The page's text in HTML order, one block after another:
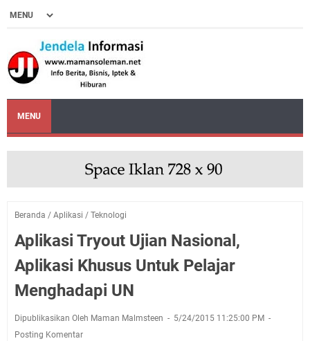
MENU
Beranda / Aplikasi / Teknologi
Aplikasi Tryout Ujian Nasional,
Aplikasi Khusus Untuk Pelajar
Menghadapi UN
Dipublikasikan Oleh Maman Malmsteen
5/24/2015 11:25:00 PM
Posting Komentar